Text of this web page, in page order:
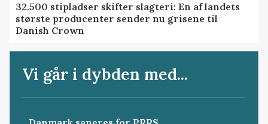
32.500 stipladser skifter slagteri: En af landets
største producenter sender nu grisene til
Danish Crown
Vi går i dybden med...